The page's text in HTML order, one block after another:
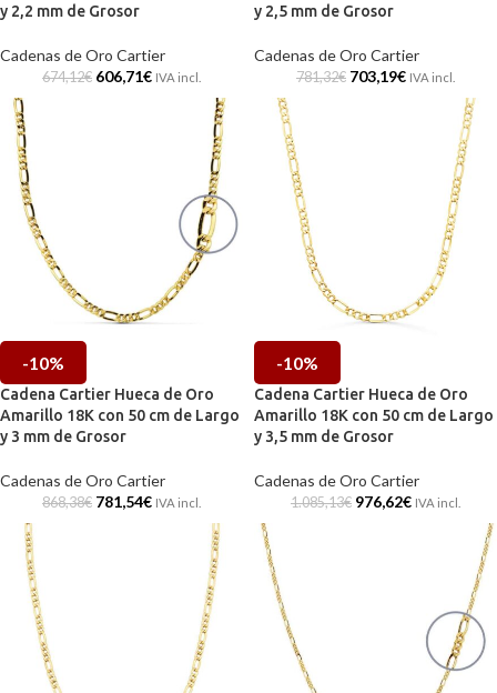
y 2,2 mm de Grosor
Cadenas de Oro Cartier
674,12€ 606,71€ IVA incl.
y 2,5 mm de Grosor
Cadenas de Oro Cartier
781,32€ 703,19€ IVA incl.
-10%
Cadena Cartier Hueca de Oro
Amarillo 18K con 50 cm de Largo
y 3 mm de Grosor
Cadenas de Oro Cartier
868,38€ 781,54€ IVA incl.
-10%
Cadena Cartier Hueca de Oro
Amarillo 18K con 50 cm de Largo
y 3,5 mm de Grosor
Cadenas de Oro Cartier
1.085,13€ 976,62€ IVA incl.